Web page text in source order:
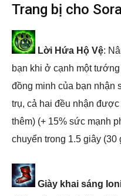
Trang bị cho
Lời Hứa Hộ Vệ:
bạn khi ở cạnh một
đồng minh của bạn
trụ, cả hai đều nhận
thêm) (+ 15% sức mạnh
chuyển trong 1.5 giây (30
Giày khai sáng